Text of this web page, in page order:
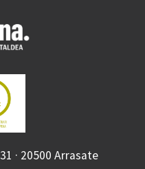
· 20500 Arrasate